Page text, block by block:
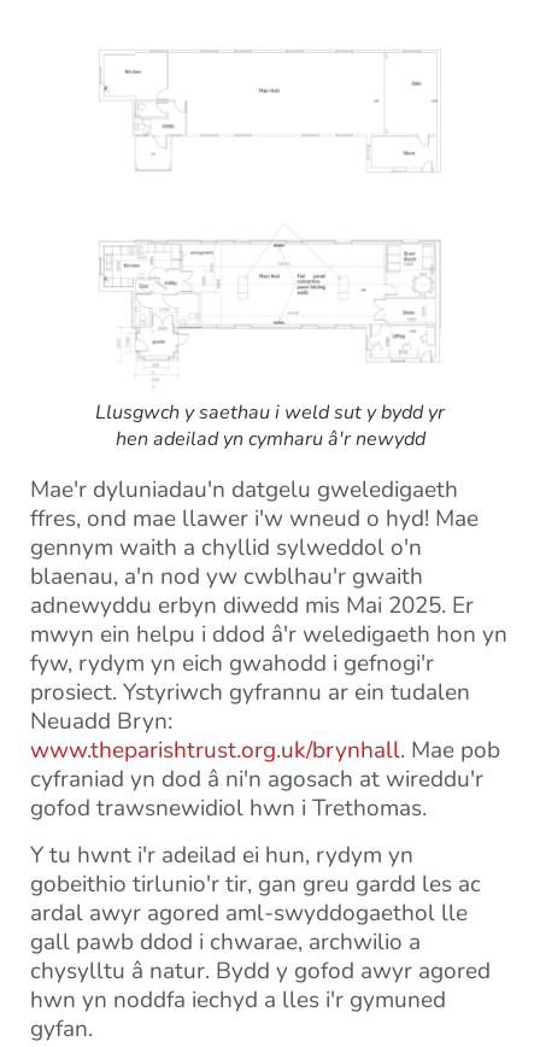
Llusgwch y saethau i weld sut y bydd yr
hen adeilad yn cymharu â'r newydd
Mae'r dyluniadau'n datgelu gweledigaeth
ffres, ond mae llawer i'w wneud o hyd! Mae
gennym waith a chyllid sylweddol o'n
blaenau, a'n nod yw cwblhau'r gwaith
adnewyddu erbyn diwedd mis Mai 2025. Er
mwyn ein helpu i ddod â'r weledigaeth hon yn
fyw, rydym yn eich gwahodd i gefnogi'r
prosiect. Ystyriwch gyfrannu ar ein tudalen
Neuadd Bryn:
www.theparishtrust.org.uk/brynhall. Mae pob
cyfraniad yn dod â ni'n agosach at wireddu'r
gofod trawsnewidiol hwn i Trethomas.
Y tu hwnt i'r adeilad ei hun, rydym yn
gobeithio tirlunio'r tir, gan greu gardd les ac
ardal awyr agored aml-swyddogaethol lle
gall pawb ddod i chwarae, archwilio a
chysylltu â natur. Bydd y gofod awyr agored
hwn yn noddfa iechyd a lles i'r gymuned
gyfan.